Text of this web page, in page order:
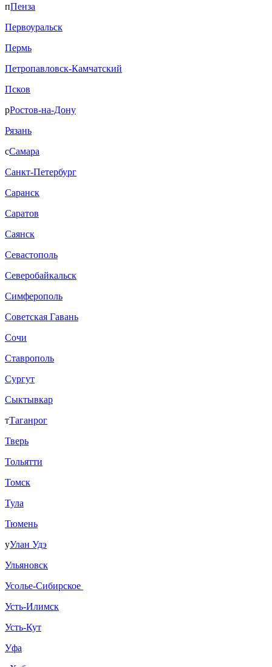
пПенза
Первоуральск
Пермь
Петропавловск-Камчатский
Псков
рРостов-на-Дону
Рязань
сСамара
Санкт-Петербург
Саранск
Саратов
Саянск
Севастополь
Северобайкальск
Симферополь
Советская Гавань
Сочи
Ставрополь
Сургут
Сыктывкар
тТаганрог
Тверь
Тольятти
Томск
Тула
Тюмень
уУлан Удэ
Ульяновск
Усолье-Сибирское
Усть-Илимск
Усть-Кут
Уфа